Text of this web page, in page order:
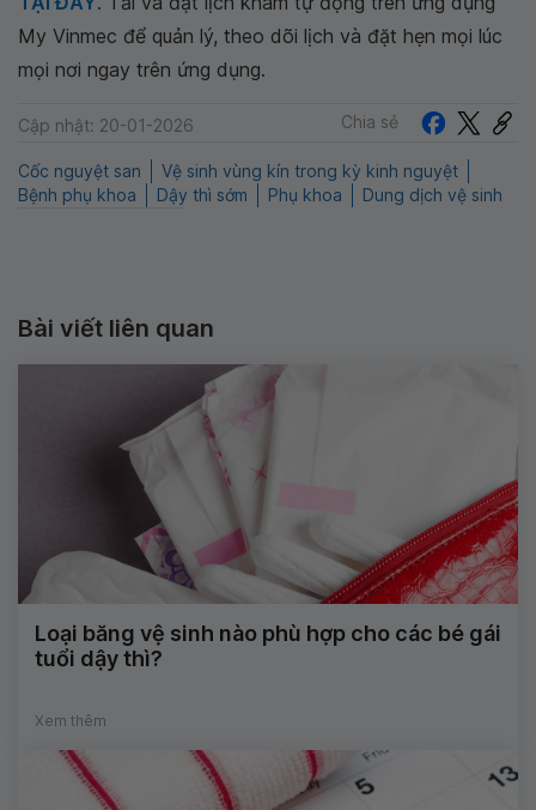
My Vinmec để quản lý, theo dõi lịch và đặt hẹn mọi lúc
mọi nơi ngay trên ứng dụng.
Cập nhật: 20-01-2026 Chia sẻ
Cốc nguyệt san
Vệ sinh vùng kín trong kỳ kinh nguyệt
Bệnh phụ khoa
Dậy thì sớm Phụ khoa Dung dịch vệ sinh
Bài viết liên quan
Loại băng vệ sinh nào phù hợp cho các bé gái
tuổi dậy thì?
Xem thêm